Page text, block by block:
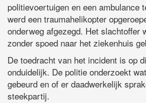
politievoertuigen en een ambulance
werd een traumahelikopter
onderweg afgezegd. Het slachtoffer
zonder spoed naar het ziekenhuis
De toedracht van het incident is op
onduidelijk. De politie onderzoekt
gebeurd en of er daadwerkelijk
steekpartij.